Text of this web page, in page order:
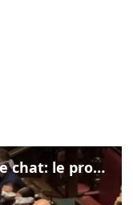
Delmastro, negato l'uso delle chat: le proteste di Avs e M5s